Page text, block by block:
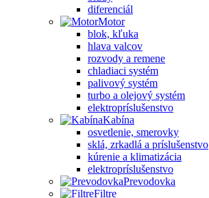
diferenciál
Motor
blok, kľuka
hlava valcov
rozvody a remene
chladiaci systém
palivový systém
turbo a olejový systém
elektropríslušenstvo
Kabína
osvetlenie, smerovky
sklá, zrkadlá a príslušenstvo
kúrenie a klimatizácia
elektropríslušenstvo
Prevodovka
Filtre